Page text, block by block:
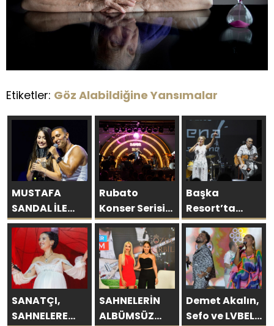
Etiketler: Göz Alabildiğine Yansımalar
MUSTAFA
SANDAL İLE
AYNI SAHNEDE
PARLADI:
AFRA’YA
HARBİYE’DE
BÜYÜK ALKIŞ
Rubato
Konser Serisi
Müzikseverlerle
Buluşmaya
Devam Ediyor
Başka
Resort’ta
Unutulmaz
Gece Özülkü
Çifti
Bodrum’u
Büyüledi
SANATÇI,
SAHNELERE
SAHNELERİN
ALBÜMSÜZ
Demet Akalın,
Sefo ve LVBEL